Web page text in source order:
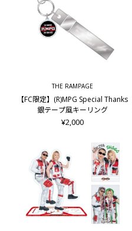
THE RAMPAGE
【FC限定】(R)MPG Special Thanks
銀テープ風キーリング
¥2,000